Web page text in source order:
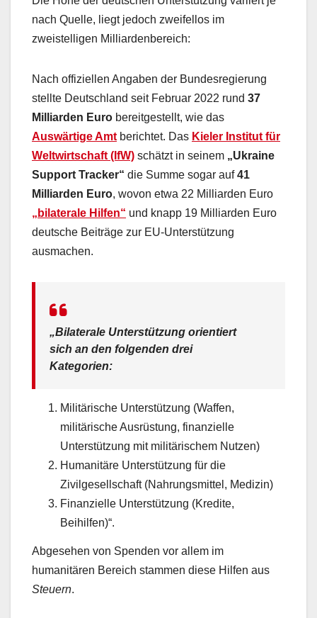
nach Quelle, liegt jedoch zweifellos im
zweistelligen Milliardenbereich:
Nach offiziellen Angaben der Bundesregierung
stellte Deutschland seit Februar 2022 rund 37
Milliarden Euro bereitgestellt, wie das
Auswärtige Amt berichtet. Das Kieler Institut für
Weltwirtschaft (IfW) schätzt in seinem „Ukraine
Support Tracker“ die Summe sogar auf41
Milliarden Euro, wovon etwa 22 Milliarden Euro
„bilaterale Hilfen“ und knapp 19 Milliarden Euro
deutsche Beiträge zur EU-Unterstützung
ausmachen.
„Bilaterale Unterstützung orientiert
sich an den folgenden drei
Kategorien:
Militärische Unterstützung (Waffen,
militärische Ausrüstung, finanzielle
Unterstützung mit militärischem Nutzen)
Humanitäre Unterstützung für die
Zivilgesellschaft (Nahrungsmittel, Medizin)
Finanzielle Unterstützung (Kredite,
Beihilfen)“.
Abgesehen von Spenden vor allem im
humanitären Bereich stammen diese Hilfen aus
Steuern.